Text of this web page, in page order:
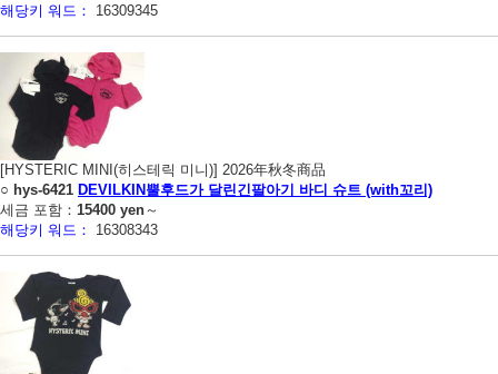
해당키 워드：
16309345
[HYSTERIC MINI(히스테릭 미니)] 2026年秋冬商品
○ hys-6421 DEVILKIN뿔후드가 달린긴팔아기 바디 슈트 (with꼬리)
세금 포함： 15400 yen～
해당키 워드：
16308343